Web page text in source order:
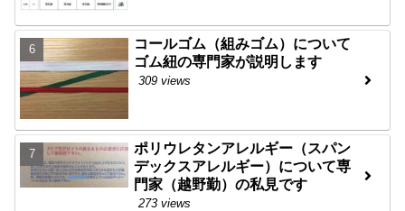
コールゴム（組みゴム）について
ゴム紐の専門家が説明します
309 views
ポリウレタンアレルギー（スパン
デックスアレルギー）について専
門家（越野勤）の私見です
273 views